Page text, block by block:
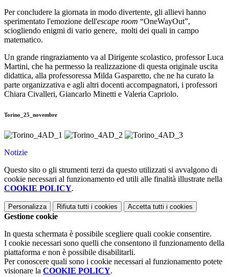
Per concludere la giornata in modo divertente, gli allievi hanno
sperimentato l'emozione dell'escape room “OneWayOut”,
sciogliendo enigmi di vario genere, molti dei quali in campo
matematico.
Un grande ringraziamento va al Dirigente scolastico, professor Luca
Martini, che ha permesso la realizzazione di questa originale uscita
didattica, alla professoressa Milda Gasparetto, che ne ha curato la
parte organizzativa e agli altri docenti accompagnatori, i professori
Chiara Civalleri, Giancarlo Minetti e Valeria Capriolo.
Torino_25_novembre
Notizie
Questo sito o gli strumenti terzi da questo utilizzati si avvalgono di
cookie necessari al funzionamento ed utili alle finalità illustrate nella
COOKIE POLICY.
Personalizza Rifiuta tutti i cookies Accetta tutti i cookies
Gestione cookie
In questa schermata è possibile scegliere quali cookie consentire.
I cookie necessari sono quelli che consentono il funzionamento della
piattaforma e non è possibile disabilitarli.
Per conoscere quali sono i cookie necessari al funzionamento potete
visionare la COOKIE POLICY.